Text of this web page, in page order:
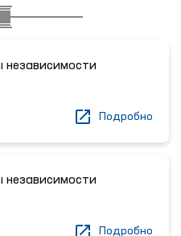
независимости
Подробно
независимости
Подробно